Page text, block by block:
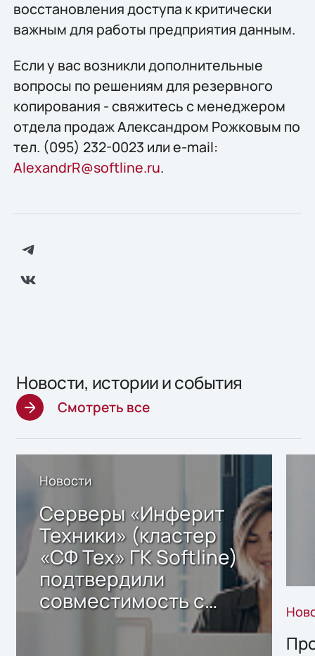
восстановления доступа к критически
важным для работы предприятия данным.
Если у вас возникли дополнительные
вопросы по решениям для резервного
копирования - свяжитесь с менеджером
отдела продаж Александром Рожковым по
тел. (095) 232-0023 или e-mail:
AlexandrR@softline.ru.
Новости, истории и события
Смотреть все
Новости
Серверы «Инферит
Техники» (кластер
«СФ Тех» ГК Softline)
подтвердили
совместимость с
решением Sharx